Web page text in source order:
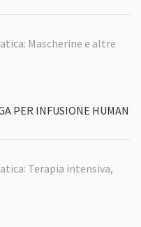
Mascherine e altre
PER INFUSIONE HUMAN
Terapia intensiva,